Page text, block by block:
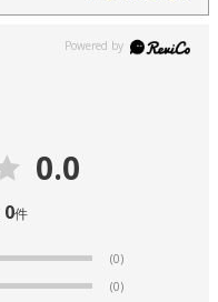
0.0
0件
(0)
(0)